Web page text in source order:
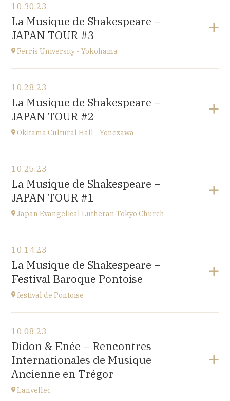
Conservatoire d'Amiens
3 rue Desprez 80000 AMIENS
at15H
10.30.23
La Musique de Shakespeare –
JAPAN TOUR #3
Ferris University - Yokohama
Ferris University - Yokohama
JAPAN
at15H
10.28.23
La Musique de Shakespeare –
JAPAN TOUR #2
Okitama Cultural Hall - Yonezawa
Okitama Cultural Hall - Yonezawa
JAPAN
at15H
10.25.23
La Musique de Shakespeare –
JAPAN TOUR #1
Japan Evangelical Lutheran Tokyo Church
Japan Evangelical Lutheran Tokyo Church
1-14-14 OKUBO SHINJUKU TOKYO, JAPAN
at14H
10.14.23
La Musique de Shakespeare –
Festival Baroque Pontoise
festival de Pontoise
église St Aubin, Ennery (95300)
place Robert Schumann
at18H00
Go to site
10.08.23
Didon & Enée – Rencontres
Internationales de Musique
Ancienne en Trégor
Lanvellec